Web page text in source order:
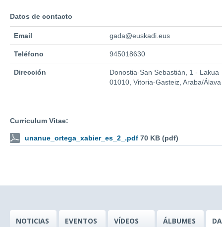
Datos de contacto
Email gada@euskadi.eus
Teléfono 945018630
Dirección
Donostia-San Sebastián, 1 - Lakua
01010, Vitoria-Gasteiz, Araba/Álava
Curriculum Vitae:
unanue_ortega_xabier_es_2_.pdf 70 KB (pdf)
NOTICIAS EVENTOS VÍDEOS ÁLBUMES